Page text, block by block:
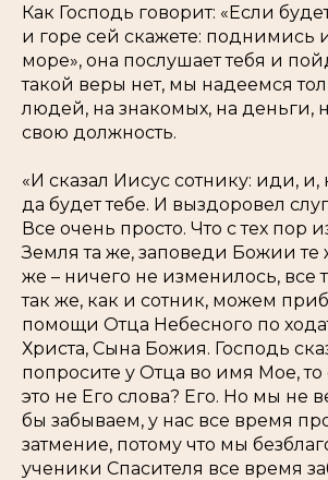
Как Господь говорит: «Если
и горе сей скажете: поднимись
море», она послушает тебя и
такой веры нет, мы надеемся
людей, на знакомых, на деньги,
свою должность.
«И сказал Иисус сотнику: иди, и,
да будет тебе. И выздоровел
Все очень просто. Что с тех пор
Земля та же, заповеди Божии те
же – ничего не изменилось, все
так же, как и сотник, можем
помощи Отца Небесного по
Христа, Сына Божия. Господь
попросите у Отца во имя Мое, то
это не Его слова? Его. Но мы не
бы забываем, у нас все время
затмение, потому что мы
ученики Спасителя все время